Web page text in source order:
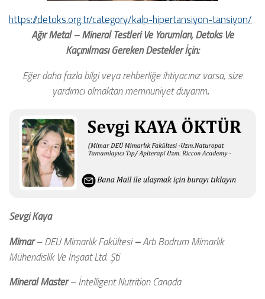
https://detoks.org.tr/category/kalp-hipertansiyon-tansiyon/
Ağır Metal – Mineral Testleri Ve Yorumları, Detoks Ve
Kaçınılması Gereken Destekler İçin:
Eğer daha fazla bilgi veya rehberliğe ihtiyacınız varsa, size
yardımcı olmaktan memnuniyet duyarım.
Sevgi Kaya
Mimar– DEÜ Mimarlık Fakültesi–Artı Bodrum Mimarlık
Mühendislik Ve İnşaat Ltd. Şti
Mineral Master– İntelligent Nutrition Canada